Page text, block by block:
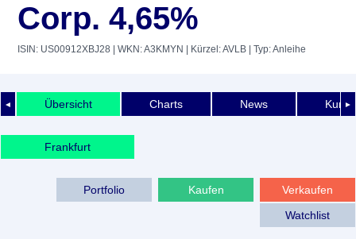
Corp. 4,65%
ISIN: US00912XBJ28 | WKN: A3KMYN | Kürzel: AVLB | Typ: Anleihe
◄ ►
Übersicht Charts News
Frankfurt
Verkaufen
Kaufen
Portfolio
Watchlist